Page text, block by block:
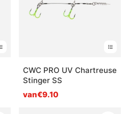
CWC PRO UV Chartreuse
Stinger SS
van€9.10